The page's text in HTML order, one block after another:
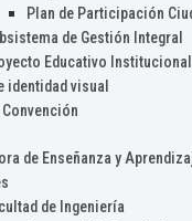
Plan de Participación
de Gestión Integral
Educativo Institucional
identidad visual
de Enseñanza y
de Ingeniería